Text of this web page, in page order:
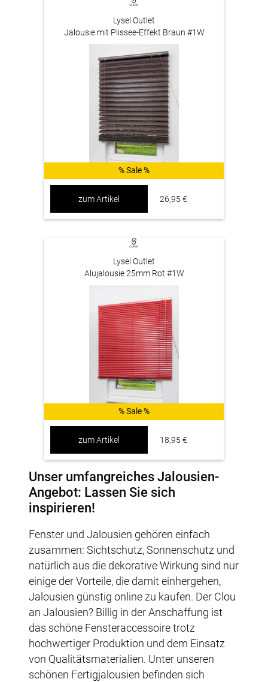
Lysel Outlet
Jalousie mit Plissee-Effekt Braun #1W
% Sale %
zum Artikel 26,95 €
Lysel Outlet
Alujalousie 25mm Rot #1W
% Sale %
zum Artikel 18,95 €
Unser umfangreiches Jalousien-
Angebot: Lassen Sie sich
inspirieren!
Fenster und Jalousien gehören einfach
zusammen: Sichtschutz, Sonnenschutz und
natürlich aus die dekorative Wirkung sind nur
einige der Vorteile, die damit einhergehen,
Jalousien günstig online zu kaufen. Der Clou
an Jalousien? Billig in der Anschaffung ist
das schöne Fensteraccessoire trotz
hochwertiger Produktion und dem Einsatz
von Qualitätsmaterialien. Unter unseren
schönen Fertigjalousien befinden sich